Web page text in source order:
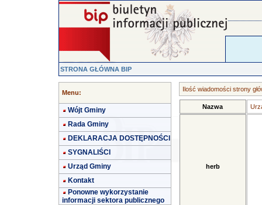
STRONA GŁÓWNA BIP
Menu:
Wójt Gminy
Rada Gminy
DEKLARACJA DOSTĘPNOŚCI
SYGNALIŚCI
Urząd Gminy
Kontakt
Ponowne wykorzystanie
informacji sektora publicznego
Ilość wiadomości strony
Nazwa
herb